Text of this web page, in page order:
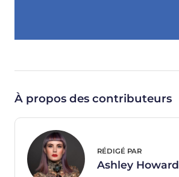
À propos des contributeurs
RÉDIGÉ PAR
Ashley Howard